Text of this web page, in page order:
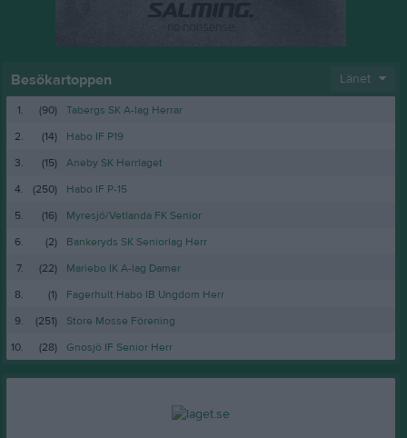
Besökartoppen Länet
1. (90)
Tabergs SK A-lag Herrar
2.
(14)
Habo IF P19
3.
(15)
Aneby SK Herrlaget
4.
(250)
Habo IF P-15
5.
(16)
Myresjö/Vetlanda FK Senior
6.
(2)
Bankeryds SK Seniorlag Herr
7.
(22)
Mariebo IK A-lag Damer
8.
(1)
Fagerhult Habo IB Ungdom Herr
9.
(251)
Store Mosse Förening
10.
(28) Gnosjö IF Senior Herr